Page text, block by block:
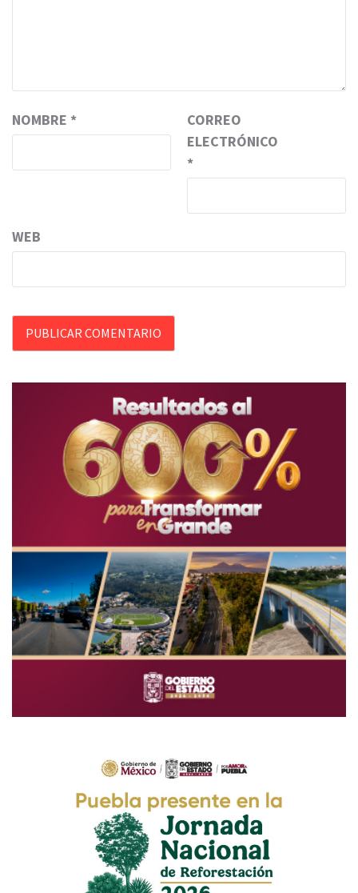
NOMBRE *
CORREO
ELECTRÓNICO
*
WEB